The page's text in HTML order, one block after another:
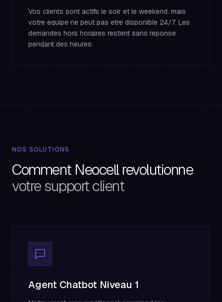
Vos clients sont actifs le soir et le weekend, mais
votre equipe ne peut pas etre disponible 24/7. Les
demandes hors horaires restent sans reponse
pendant des heures.
NOS SOLUTIONS
Comment Neocell revolutionne
votre support client
Agent Chatbot Niveau 1